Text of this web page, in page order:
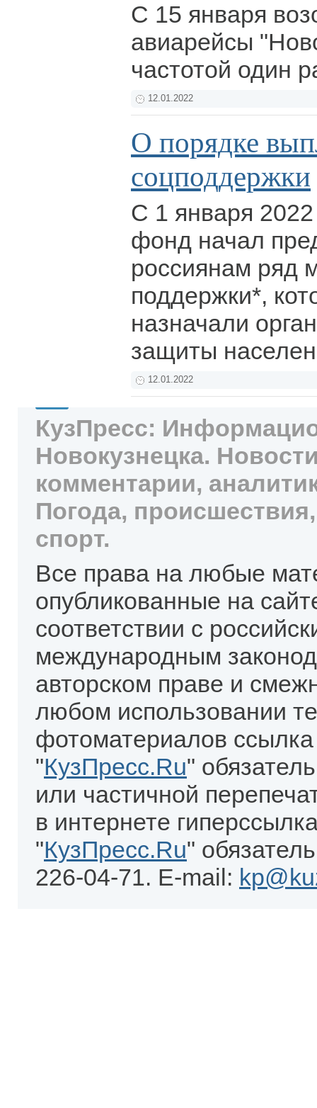
С 15 января
авиарейсы
частотой один
12.01.2022
О порядке
соцподдержки
С 1 января
фонд начал
россиянам ряд
поддержки*,
назначали
защиты
12.01.2022
КузПресс:
Новокузнецка.
комментарии,
Погода,
спорт.
Все права на любые
опубликованные на
соответствии с
международным
авторском праве и
любом использовании
фотоматериалов
"КузПресс.Ru"
или частичной
в интернете
"КузПресс.Ru"
226-04-71. E-mail: